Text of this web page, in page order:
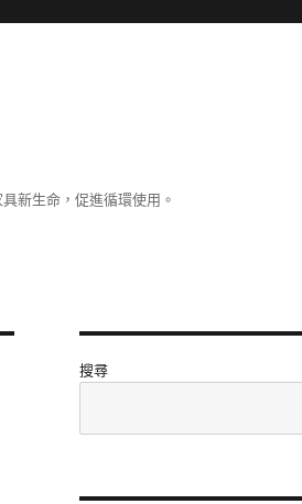
新生命，促進循環使用。
搜尋